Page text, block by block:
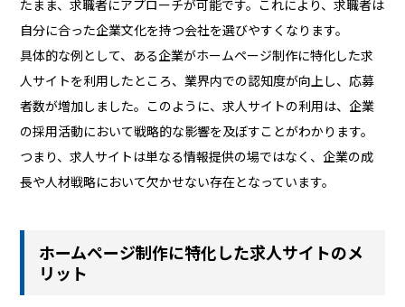
たまま、求職者にアプローチが可能です。これにより、求職者は
自分に合った企業文化を持つ会社を選びやすくなります。
具体的な例として、ある企業がホームページ制作に特化した求
人サイトを利用したところ、業界内での認知度が向上し、応募
者数が増加しました。このように、求人サイトの利用は、企業
の採用活動において戦略的な影響を及ぼすことがわかります。
つまり、求人サイトは単なる情報提供の場ではなく、企業の成
長や人材戦略において欠かせない存在となっています。
ホームページ制作に特化した求人サイトのメ
リット